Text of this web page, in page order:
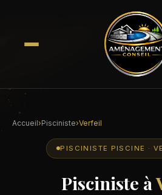
Accueil›Pisciniste›Verfeil
PISCINISTE PISCINE ·
Pisciniste à